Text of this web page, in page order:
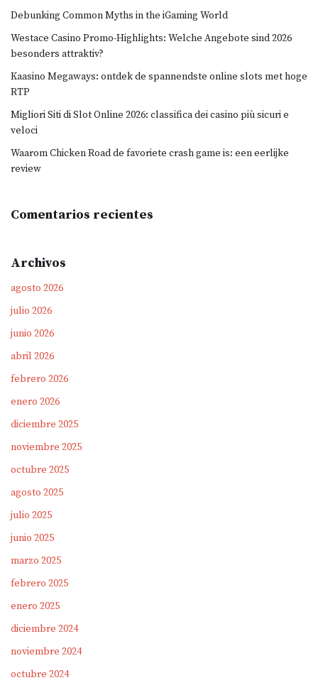
Debunking Common Myths in the iGaming World
Westace Casino Promo-Highlights: Welche Angebote sind 2026
besonders attraktiv?
Kaasino Megaways: ontdek de spannendste online slots met hoge
RTP
Migliori Siti di Slot Online 2026: classifica dei casino più sicuri e
veloci
Waarom Chicken Road de favoriete crash game is: een eerlijke
review
Comentarios recientes
Archivos
agosto 2026
julio 2026
junio 2026
abril 2026
febrero 2026
enero 2026
diciembre 2025
noviembre 2025
octubre 2025
agosto 2025
julio 2025
junio 2025
marzo 2025
febrero 2025
enero 2025
diciembre 2024
noviembre 2024
octubre 2024